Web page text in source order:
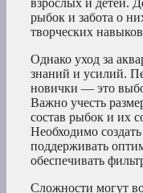
взрослых и детей.
рыбок и забота о
творческих
Однако уход за
знаний и усилий.
новички — это
Важно учесть
состав рыбок и их
Необходимо
поддерживать
обеспечивать
Сложности могут